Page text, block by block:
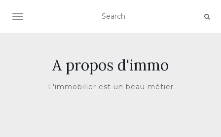
AFFICHER/MASQUER LA NAVIGATION
A propos d'immo
L'immobilier est un beau métier